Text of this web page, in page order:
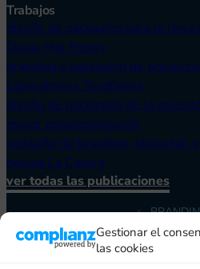
Gestionar el
las cookies
Trabajos
diseño de packaging para la
Doray Hot Honey
branding y packaging de
Laboratorios Tecofarma
diseño de packaging de la
mayor posicionamiento
rediseño de branding, etiquetas
basura La Casera
ver todas las publicaciones
CASOS